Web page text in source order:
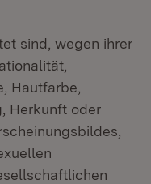
sind, wegen ihrer
Hautfarbe,
Herkunft oder